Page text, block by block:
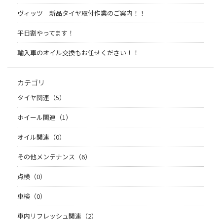
ヴィッツ 新品タイヤ取付作業のご案内！！
平日割やってます！
輸入車のオイル交換もお任せください！！
カテゴリ
タイヤ関連（5）
ホイール関連（1）
オイル関連（0）
その他メンテナンス（6）
点検（0）
車検（0）
車内リフレッシュ関連（2）